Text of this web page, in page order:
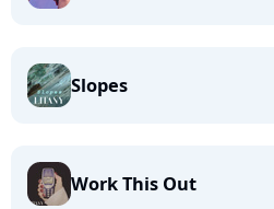
Slopes
Work This Out